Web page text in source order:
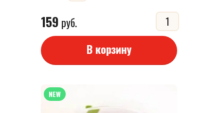
159 руб.
В корзину
NEW